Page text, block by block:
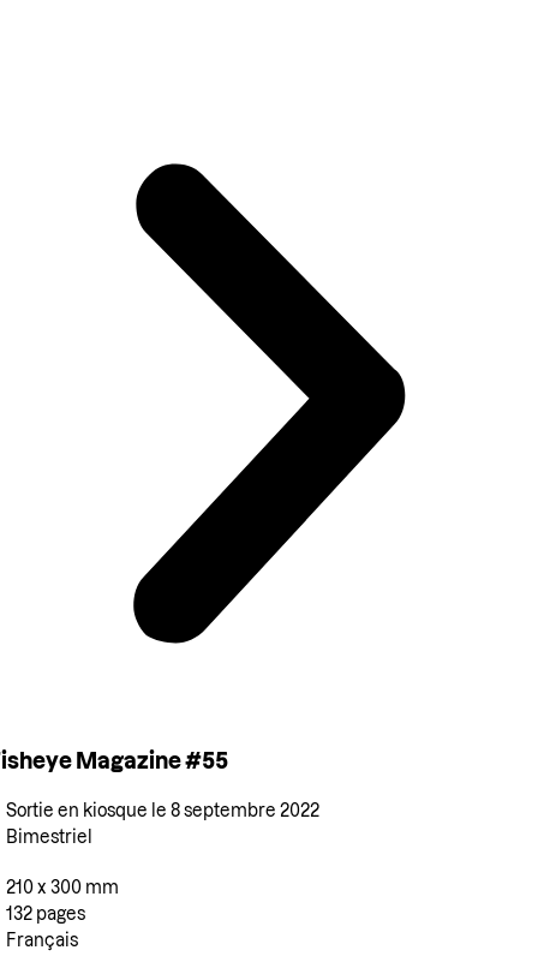
Magazine #55
Sortie en kiosque le 8 septembre 2022
Bimestriel
210 x 300 mm
132 pages
Français